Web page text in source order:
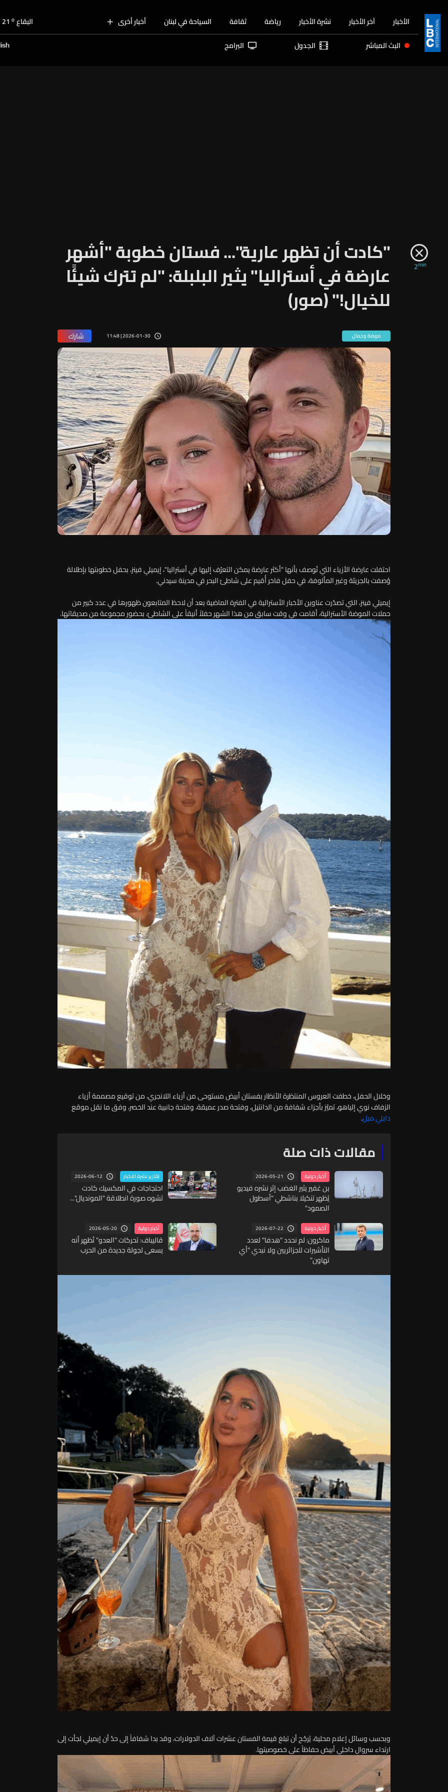
الأخبار آخر الأخبار نشرة الأخبار رياضة ثقافة السياحة في لبنان أخبار أخرى البقاع 21 o
الجنوب 27o
26 البث المباشر الجدول البرامج
2min "كادت أن تظهر عارية"... فستان خطوبة "أشهر
عارضة في أستراليا" يثير البلبلة: "لم تترك شيئًا
للخيال!" (صور)
موضة وجمال 2026-01-30 | 11:48 شارك
احتفلت عارضة الأزياء التي تُوصف بأنها "أكثر عارضة يمكن التعرّف إليها في أستراليا"، إيميلي فينز، بحفل خطوبتها بإطلالة
وُصفت بالجريئة وغير المألوفة، في حفل فاخر أُقيم على شاطئ البحر في مدينة سيدني.
إيميلي فينز، التي تصدّرت عناوين الأخبار الأسترالية في الفترة الماضية بعد أن لاحظ المتابعون ظهورها في عدد كبير من
حملات الموضة الأسترالية، أقامت في وقت سابق من هذا الشهر حفلاً أنيقاً على الشاطئ، بحضور مجموعة من صديقاتها.
وخلال الحفل، خطفت العروس المنتظرة الأنظار بفستان أبيض مستوحى من أزياء اللانجري، من توقيع مصممة أزياء
الزفاف نوي إلياهو، تميّز بأجزاء شفافة من الدانتيل، وفتحة صدر عميقة، وفتحة جانبية عند الخصر، وفق ما نقل موقع
دايلي ميل.
مقالات ذات صلة
أخبار دولية 2026-05-21
بن غفير يثير الغضب إثر نشره فيديو
يُظهر تنكيلا بناشطي "أسطول
الصمود"
تقارير نشرة الاخبار 2026-06-12
احتجاجات في المكسيك كادت
تشوه صورة انطلاقة "المونديال"...
أخبار دولية 2026-07-22
ماكرون: لم نحدد "هدفا" لعدد
التأشيرات للجزائريين ولا نبدي "أي
تهاون"
أخبار دولية 2026-05-20
قاليباف: تحركات "العدو" تُظهر أنه
يسعى لجولة جديدة من الحرب
وبحسب وسائل إعلام محلية، يُرجّح أن تبلغ قيمة الفستان عشرات آلاف الدولارات، وقد بدا شفافاً إلى حدّ أن إيميلي لجأت إلى
ارتداء سروال داخلي أبيض حفاظاً على خصوصيتها.